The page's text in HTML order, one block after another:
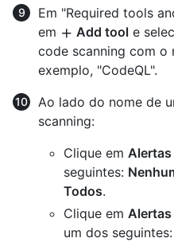
Em "Required tools
em
Add tool e
code scanning com o
exemplo, "CodeQL".
Ao lado do nome de
scanning:
Clique em Alertas
seguintes:
Todos.
Clique em
um dos seguintes: